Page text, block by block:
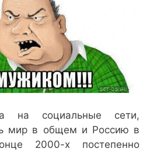
на социальные сети,
мир в общем и Россию в
2000-х постепенно